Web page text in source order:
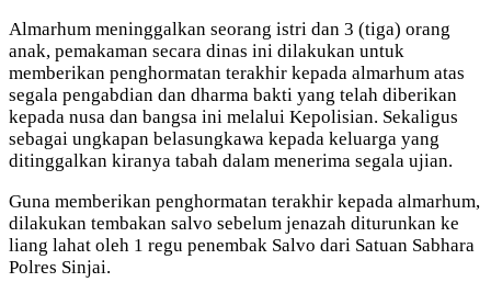
Almarhum meninggalkan seorang istri dan 3 (tiga) orang
anak, pemakaman secara dinas ini dilakukan untuk
memberikan penghormatan terakhir kepada almarhum atas
segala pengabdian dan dharma bakti yang telah diberikan
kepada nusa dan bangsa ini melalui Kepolisian. Sekaligus
sebagai ungkapan belasungkawa kepada keluarga yang
ditinggalkan kiranya tabah dalam menerima segala ujian.
Guna memberikan penghormatan terakhir kepada almarhum,
dilakukan tembakan salvo sebelum jenazah diturunkan ke
liang lahat oleh 1 regu penembak Salvo dari Satuan Sabhara
Polres Sinjai.